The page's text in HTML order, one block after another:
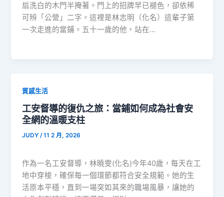
扇洗白的木門半掩著。門上的招牌早已褪色，卻依稀
可辨「公營」二字。這裡是林志明（化名）這輩子第
一次走進的當鋪。五十一歲的他，站在…
質感生活
工安督導的復仇之旅：當鋪如何成為社會安
全網的溫暖支柱
JUDY /11 2 月, 2026
作為一名工安督導，林曉雯(化名)今年40歲，每天在工
地中穿梭，確保每一個環節都符合安全規範。她的生
活原本平穩，直到一場突如其來的職場風暴，讓她的